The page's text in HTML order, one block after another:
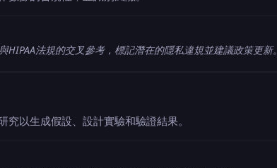
法規的交叉參考，標記潛在的隱私違規並建議政策更新。
以生成假設、設計實驗和驗證結果。